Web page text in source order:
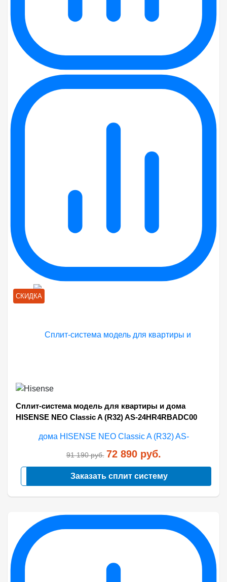
СКИДКА
Сплит-система модель для квартиры и дома
HISENSE NEO Classic A (R32) AS-24HR4RBADC00
91 190руб. 72 890руб.
Заказать сплит систему